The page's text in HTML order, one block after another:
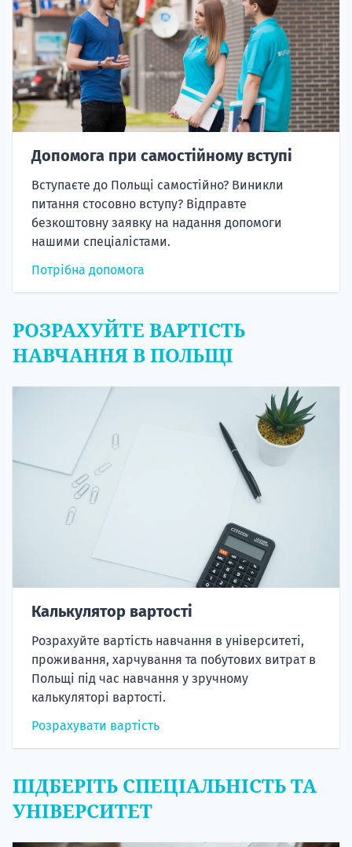
Допомога при самостійному вступі
Вступаєте до Польщі самостійно? Виникли
питання стосовно вступу? Відправте
безкоштовну заявку на надання допомоги
нашими спеціалістами.
Потрібна допомога
РОЗРАХУЙТЕ ВАРТІСТЬ
НАВЧАННЯ В ПОЛЬЩІ
Калькулятор вартості
Розрахуйте вартість навчання в університеті,
проживання, харчування та побутових витрат в
Польщі під час навчання у зручному
калькуляторі вартості.
Розрахувати вартість
ПІДБЕРІТЬ СПЕЦІАЛЬНІСТЬ ТА
УНІВЕРСИТЕТ